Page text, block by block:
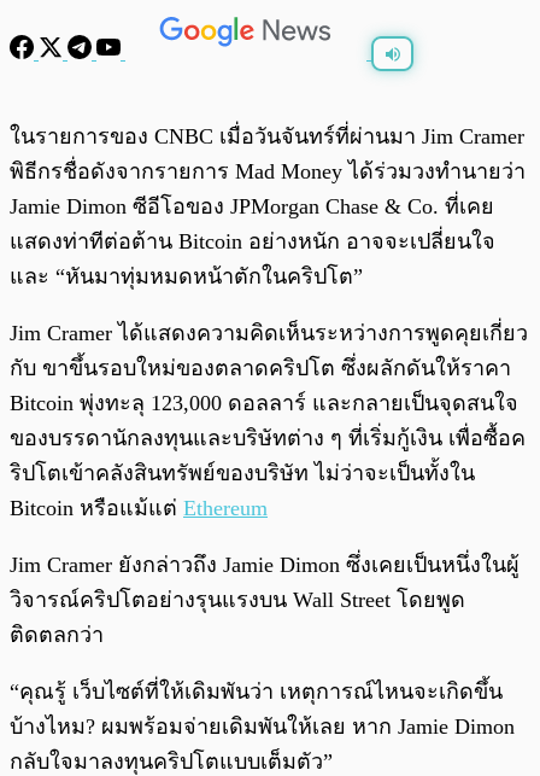
ในรายการของ CNBC เมื่อวันจันทร์ที่ผ่านมา Jim Cramer
พิธีกรชื่อดังจากรายการ Mad Money ได้ร่วมวงทำนายว่า
Jamie Dimon ซีอีโอของ JPMorgan Chase & Co. ที่เคย
แสดงท่าทีต่อต้าน Bitcoin อย่างหนัก อาจจะเปลี่ยนใจ
และ “หันมาทุ่มหมดหน้าตักในคริปโต”
Jim Cramer ได้แสดงความคิดเห็นระหว่างการพูดคุยเกี่ยว
กับ ขาขึ้นรอบใหม่ของตลาดคริปโต ซึ่งผลักดันให้ราคา
Bitcoin พุ่งทะลุ 123,000 ดอลลาร์ และกลายเป็นจุดสนใจ
ของบรรดานักลงทุนและบริษัทต่าง ๆ ที่เริ่มกู้เงิน เพื่อซื้อค
ริปโตเข้าคลังสินทรัพย์ของบริษัท ไม่ว่าจะเป็นทั้งใน
Bitcoin หรือแม้แต่ Ethereum
Jim Cramer ยังกล่าวถึง Jamie Dimon ซึ่งเคยเป็นหนึ่งในผู้
วิจารณ์คริปโตอย่างรุนแรงบน Wall Street โดยพูด
ติดตลกว่า
“คุณรู้ เว็บไซต์ที่ให้เดิมพันว่า เหตุการณ์ไหนจะเกิดขึ้น
บ้างไหม? ผมพร้อมจ่ายเดิมพันให้เลย หาก Jamie Dimon
กลับใจมาลงทุนคริปโตแบบเต็มตัว”